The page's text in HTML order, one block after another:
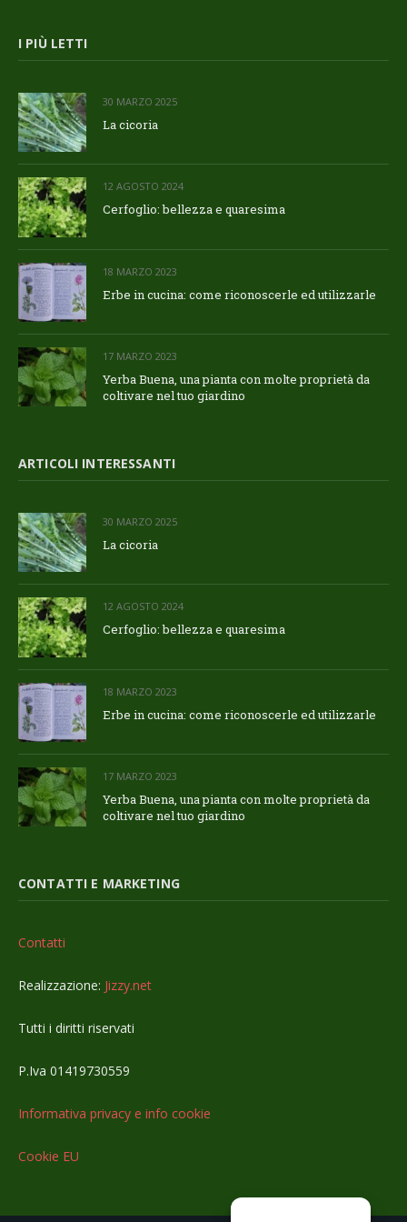
I PIÙ LETTI
30 MARZO 2025
La cicoria
12 AGOSTO 2024
Cerfoglio: bellezza e quaresima
18 MARZO 2023
Erbe in cucina: come riconoscerle ed utilizzarle
17 MARZO 2023
Yerba Buena, una pianta con molte proprietà da
coltivare nel tuo giardino
ARTICOLI INTERESSANTI
30 MARZO 2025
La cicoria
12 AGOSTO 2024
Cerfoglio: bellezza e quaresima
18 MARZO 2023
Erbe in cucina: come riconoscerle ed utilizzarle
17 MARZO 2023
Yerba Buena, una pianta con molte proprietà da
coltivare nel tuo giardino
CONTATTI E MARKETING
Contatti
Realizzazione: Jizzy.net
Tutti i diritti riservati
P.Iva 01419730559
Informativa privacy e info cookie
Cookie EU